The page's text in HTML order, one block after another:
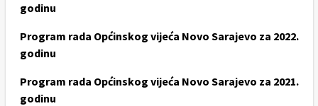
godinu
Program rada Općinskog vijeća Novo Sarajevo za 2022.
godinu
Program rada Općinskog vijeća Novo Sarajevo za 2021.
godinu